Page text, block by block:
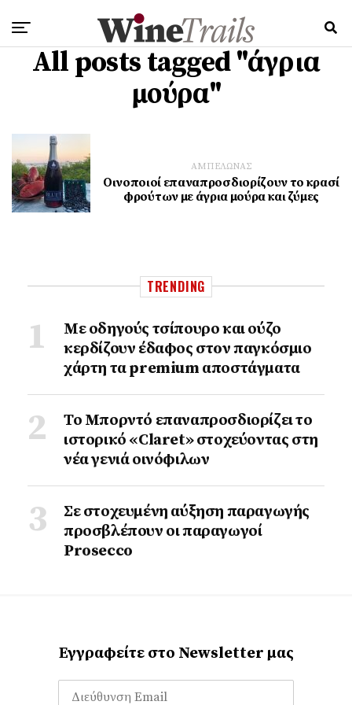
All posts tagged "άγρια
μούρα"
ΑΜΠΕΛΩΝΑΣ
Οινοποιοί επαναπροσδιορίζουν το κρασί
φρούτων με άγρια μούρα και ζύμες
TRENDING
Με οδηγούς τσίπουρο και ούζο
κερδίζουν έδαφος στoν παγκόσμιο
χάρτη τα premium αποστάγματα
Το Μπορντό επαναπροσδιορίζει το
ιστορικό «Claret» στοχεύοντας στη
νέα γενιά οινόφιλων
Σε στοχευμένη αύξηση παραγωγής
προσβλέπουν οι παραγωγοί
Prosecco
Εγγραφείτε στο Newsletter μας